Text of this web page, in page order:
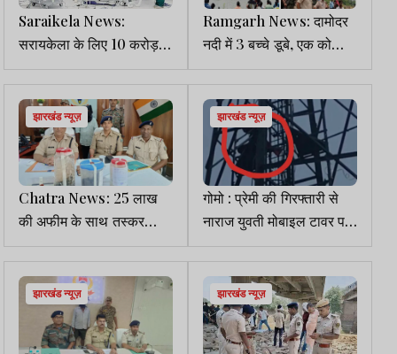
Saraikela News:
सरायकेला के लिए 10 करोड़
जारी, बनेगा 100 बेड का
आधुनिक क्रिटिकल केयर
सेंटर
Ramgarh News: दामोदर
नदी में 3 बच्चे डूबे, एक को
बचाया गया, दो लापता
झारखंड न्यूज़
Chatra News: 25 लाख
की अफीम के साथ तस्कर
गिरफ्तार
झारखंड न्यूज़
गोमो : प्रेमी की गिरफ्तारी से
नाराज युवती मोबाइल टावर पर
चढ़ी, रिहाई और शादी की मांग
पर अड़ी
झारखंड न्यूज़ झारखंड न्यूज़